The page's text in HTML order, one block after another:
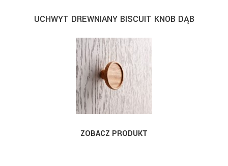
UCHWYT DREWNIANY BISCUIT KNOB DĄB
ZOBACZ PRODUKT